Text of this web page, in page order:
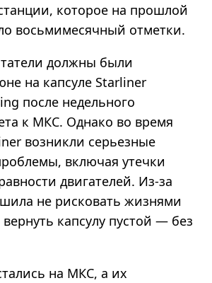
которое на прошлой
восьмимесячный отметки.
должны были
на капсуле Starliner
после недельного
к МКС. Однако во время
возникли серьезные
включая утечки
двигателей. Из-за
не рисковать жизнями
капсулу пустой — без
на МКС, а их